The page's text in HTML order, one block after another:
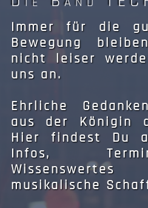
Immer für die
Bewegung
nicht leiser
uns an.
Ehrliche
aus der Königin
Hier findest Du
Infos,
musikalische